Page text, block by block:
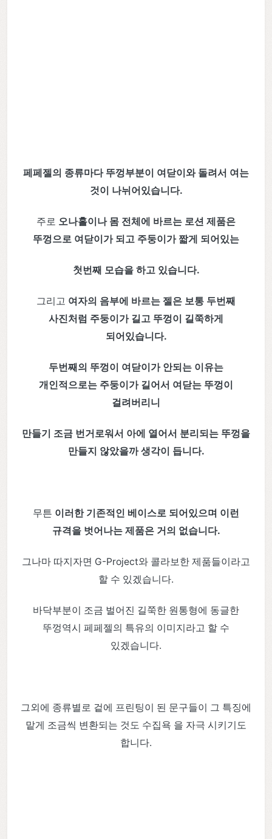
페페젤의 종류마다 뚜껑부분이 여닫이와 돌려서 여는
것이 나뉘어있습니다.
주로 오나홀이나 몸 전체에 바르는 로션 제품은
뚜껑으로 여닫이가 되고 주둥이가 짧게 되어있는
첫번째 모습을 하고 있습니다.
그리고 여자의 음부에 바르는 젤은 보통 두번째
사진처럼 주둥이가 길고 뚜껑이 길쭉하게
되어있습니다.
두번째의 뚜껑이 여닫이가 안되는 이유는
개인적으로는 주둥이가 길어서 여닫는 뚜껑이
걸려버리니
만들기 조금 번거로워서 아에 열어서 분리되는 뚜껑을
만들지 않았을까 생각이 듭니다.
무튼 이러한 기존적인 베이스로 되어있으며 이런
규격을 벗어나는 제품은 거의 없습니다.
그나마 따지자면 G-Project와 콜라보한 제품들이라고
할 수 있겠습니다.
바닥부분이 조금 벌어진 길쭉한 원통형에 동글한
뚜껑역시 페페젤의 특유의 이미지라고 할 수
있겠습니다.
그외에 종류별로 겉에 프린팅이 된 문구들이 그 특징에
맡게 조금씩 변환되는 것도 수집욕 을 자극 시키기도
합니다.